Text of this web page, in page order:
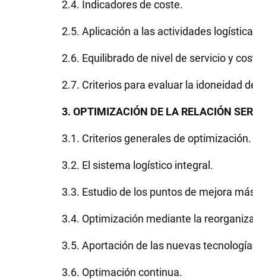
2.4. Indicadores de coste.
2.5. Aplicación a las actividades
2.6. Equilibrado de nivel de servicio y
2.7. Criterios para evaluar la idoneidad
3. OPTIMIZACIÓN DE LA RELACIÓN
3.1. Criterios generales de optimización.
3.2. El sistema logístico integral.
3.3. Estudio de los puntos de mejora
3.4. Optimización mediante la
3.5. Aportación de las nuevas
3.6. Optimación continua.